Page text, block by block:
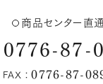
商品センター直通
0776-87-
FAX：0776-87-